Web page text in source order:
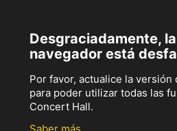
Desgraciadamente,
navegador está
Por favor, actualice la versión
para poder utilizar todas las
Concert Hall.